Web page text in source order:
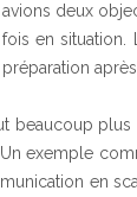
deux
en situation.
beaucoup
exemple
en